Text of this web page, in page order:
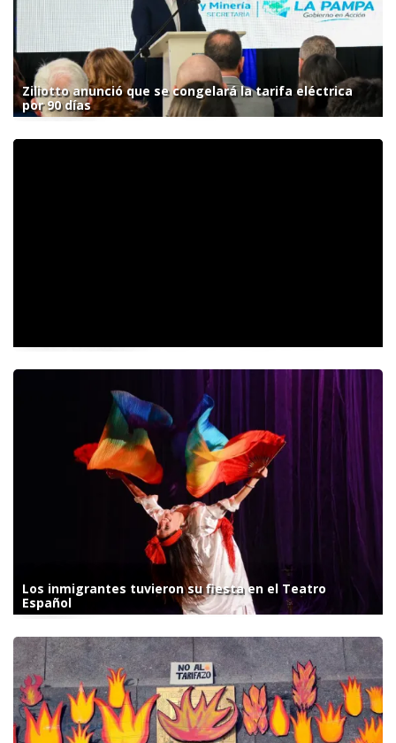
Ziliotto anunció que se congelará la tarifa eléctrica
por 90 días
Los inmigrantes tuvieron su fiesta en el Teatro
Español